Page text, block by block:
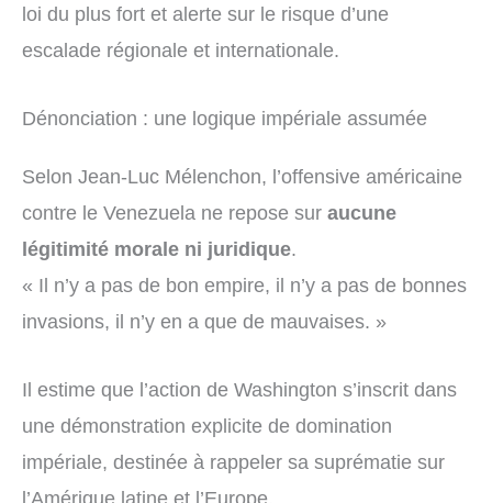
loi du plus fort et alerte sur le risque d’une
escalade régionale et internationale.
Dénonciation : une logique impériale assumée
Selon Jean-Luc Mélenchon, l’offensive américaine
contre le Venezuela ne repose sur aucune
légitimité morale ni juridique.
« Il n’y a pas de bon empire, il n’y a pas de bonnes
invasions, il n’y en a que de mauvaises. »
Il estime que l’action de Washington s’inscrit dans
une démonstration explicite de domination
impériale, destinée à rappeler sa suprématie sur
l’Amérique latine et l’Europe.